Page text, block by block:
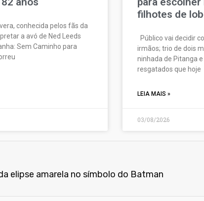
conhecida pelos fãs da
a avó de Ned Leeds
Sem Caminho para
filhotes de
Público vai decidir
irmãos; trio de dois
ninhada de Pitanga
resgatados que hoje
LEIA MAIS »
03/08/2026
elipse amarela no símbolo do Batman